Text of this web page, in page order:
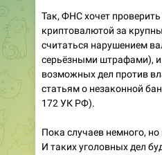
Так, ФНС хочет
криптовалютой за
считаться нарушением
серьёзными штрафами), и
возможных дел против
статьям о незаконной
172 УК РФ).
Пока случаев немного,
И таких уголовных дел